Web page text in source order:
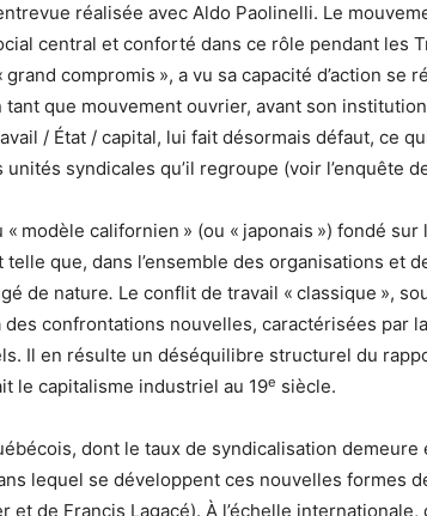
réalisée avec Aldo Paolinelli. Le
central et conforté dans ce rôle pendant les
compromis », a vu sa capacité d’action se
tant que mouvement ouvrier, avant son
/ État / capital, lui fait désormais défaut, ce
unités syndicales qu’il regroupe (voir l’enquête
modèle californien » (ou « japonais ») fondé sur
telle que, dans l’ensemble des organisations et
de nature. Le conflit de travail « classique »,
des confrontations nouvelles, caractérisées par
Il en résulte un déséquilibre structurel du
le capitalisme industriel au 19e siècle.
dont le taux de syndicalisation demeure
lequel se développent ces nouvelles formes
et de Francis Lagacé). À l’échelle